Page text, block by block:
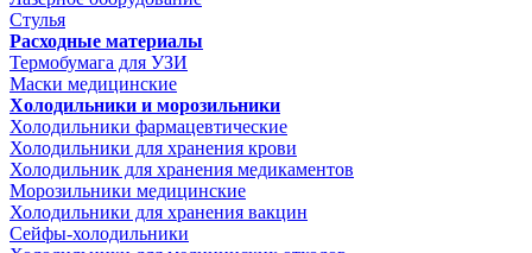
Стулья
Расходные материалы
Термобумага для УЗИ
Маски медицинские
Холодильники и морозильники
Холодильники фармацевтические
Холодильники для хранения крови
Холодильник для хранения медикаментов
Морозильники медицинские
Холодильники для хранения вакцин
Сейфы-холодильники